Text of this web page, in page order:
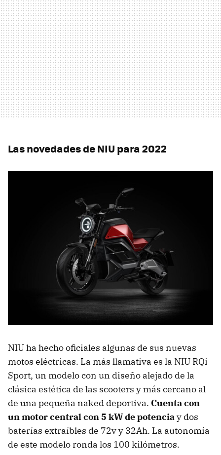
Las novedades de NIU para 2022
NIU ha hecho oficiales algunas de sus nuevas
motos eléctricas. La más llamativa es la NIU RQi
Sport, un modelo con un diseño alejado de la
clásica estética de las scooters y más cercano al
de una pequeña naked deportiva. Cuenta con
un motor central con 5 kW de potenciay dos
baterías extraíbles de 72v y 32Ah. La autonomía
de este modelo ronda los 100 kilómetros.